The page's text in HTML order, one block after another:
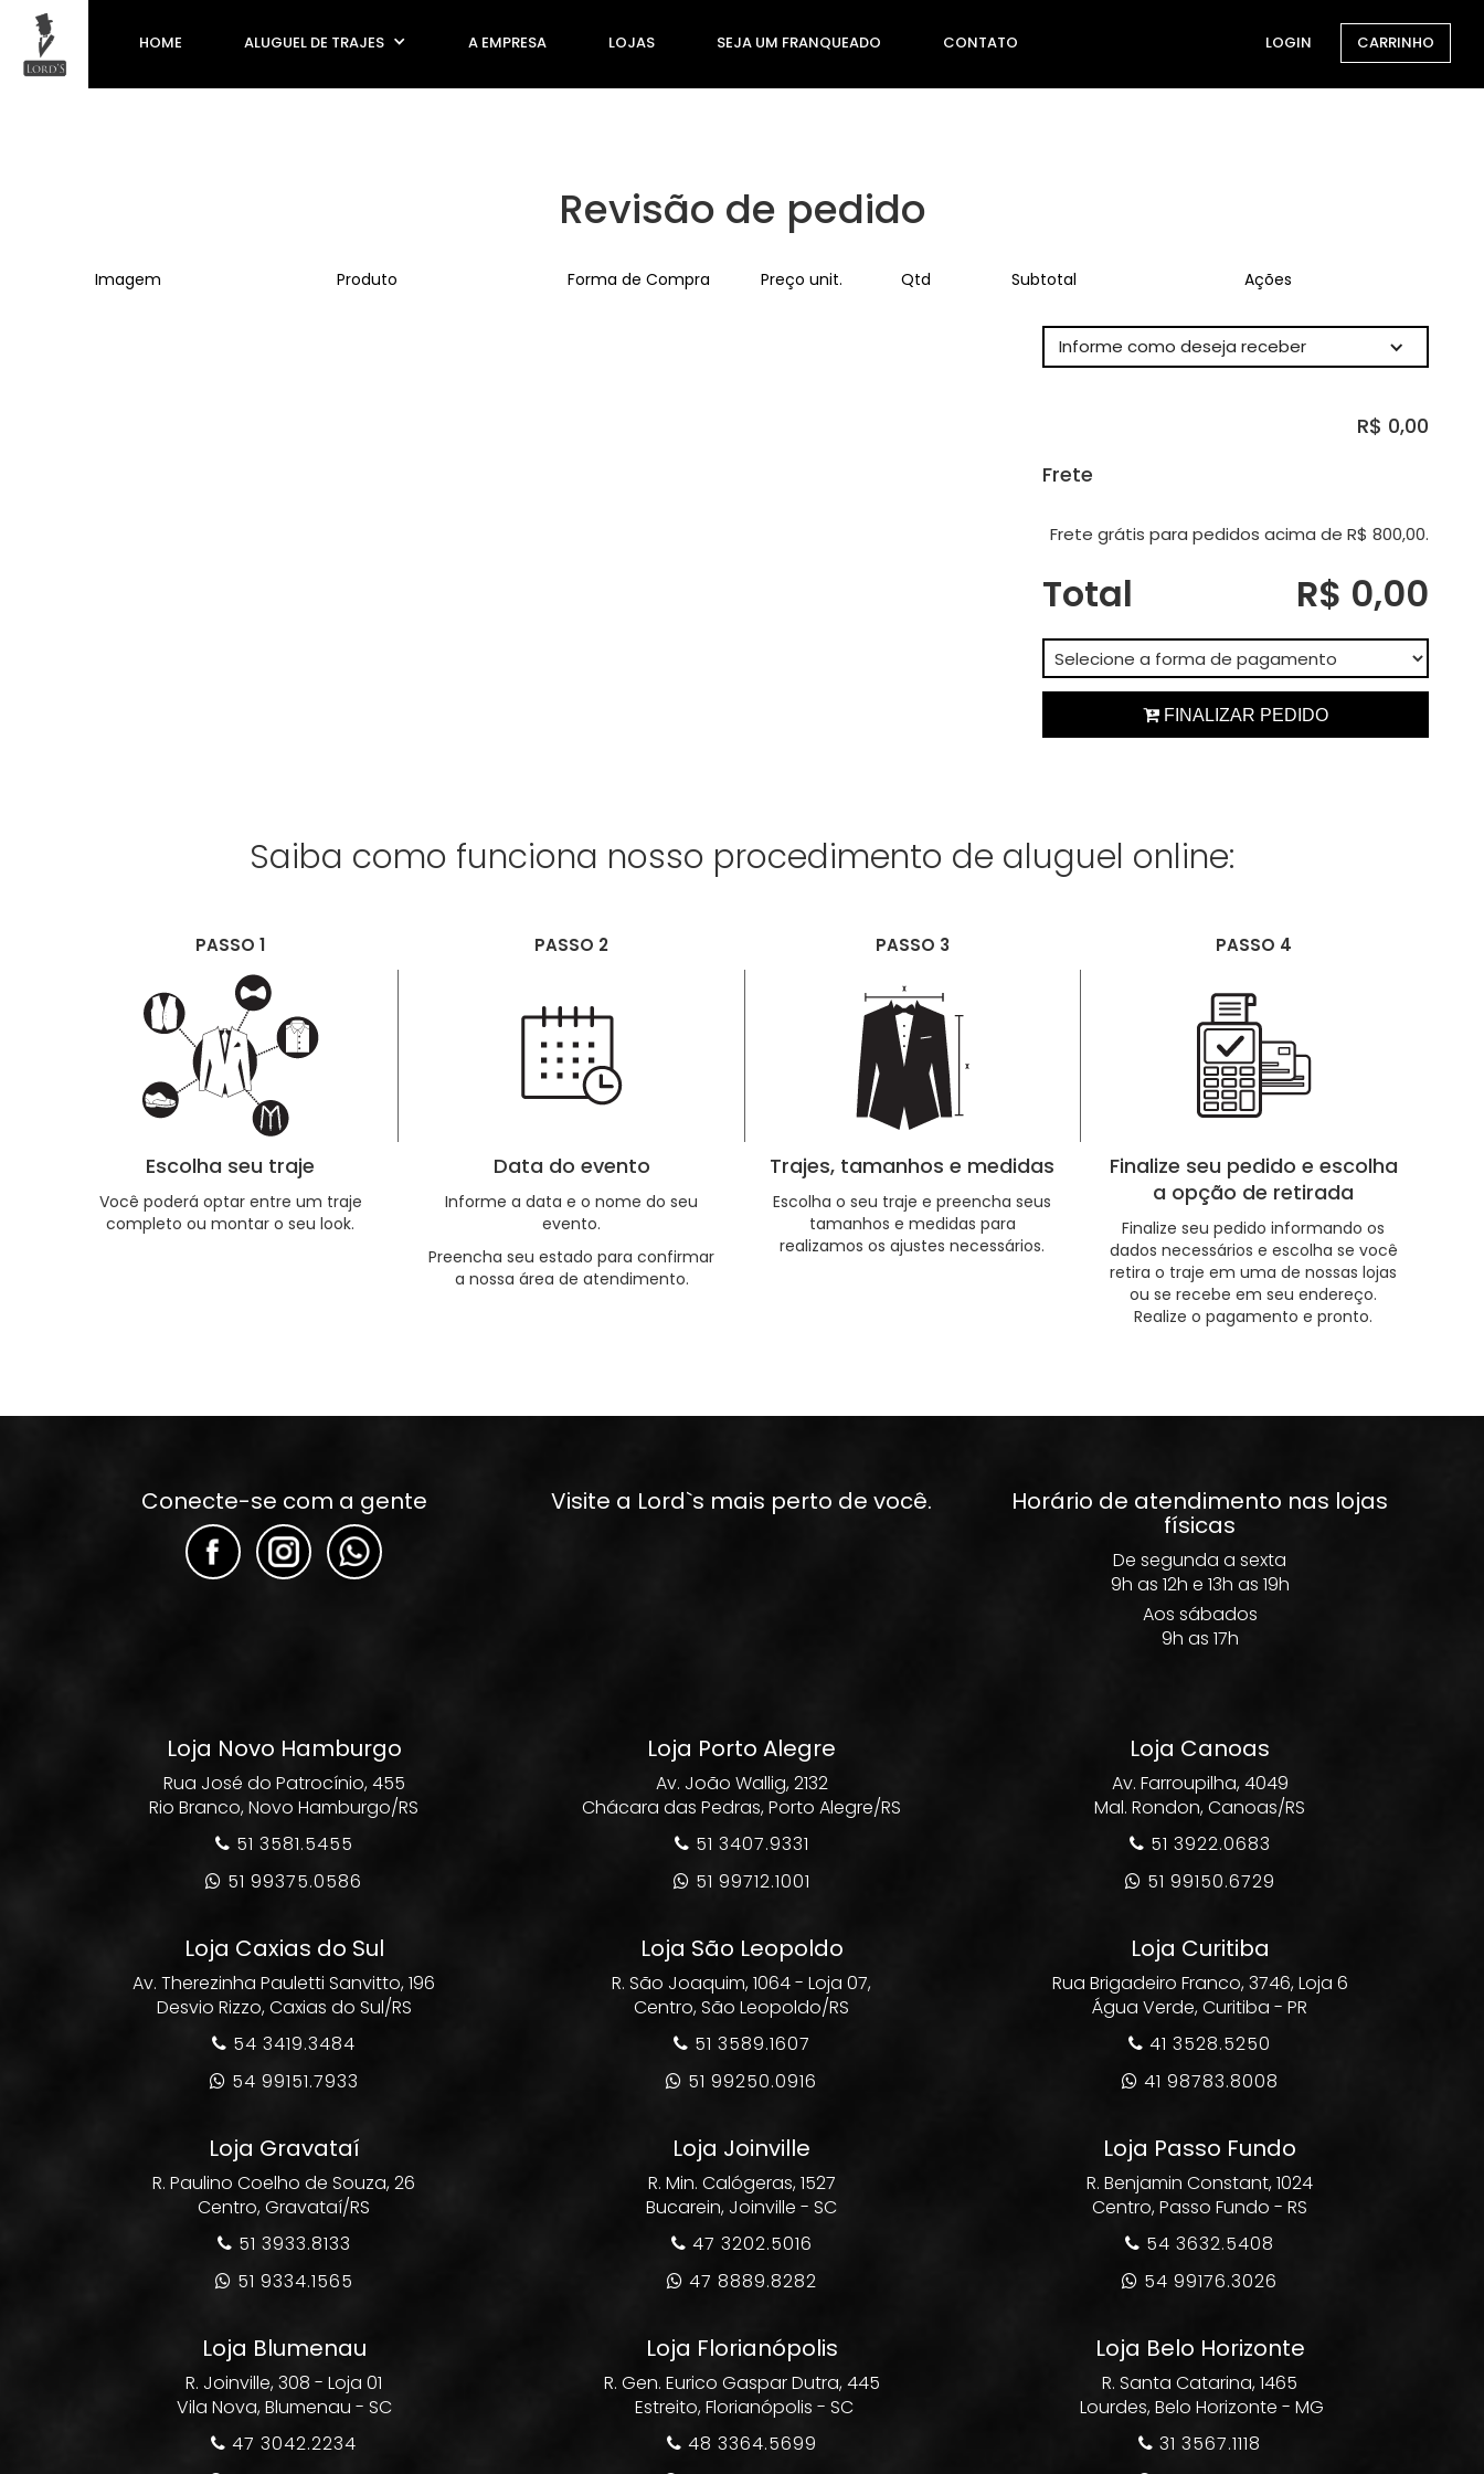
HOME ALUGUEL DE TRAJES A EMPRESA LOJAS SEJA UM FRANQUEADO CONTATO LOGIN CARRINHO
Revisão de pedido
Imagem Produto Forma de Compra Preço unit. Qtd Subtotal Ações
Informe como deseja receber
R$ 0,00
Frete
Frete grátis para pedidos acima de R$ 800,00.
R$ 0,00
Total
 FINALIZAR PEDIDO
Saiba como funciona nosso procedimento de aluguel online:
PASSO 1
Escolha seu traje
Você poderá optar entre um traje
completo ou montar o seu look.
PASSO 2
Data do evento
Informe a data e o nome do seu
evento.
Preencha seu estado para confirmar
a nossa área de atendimento.
PASSO 3
Trajes, tamanhos e medidas
Escolha o seu traje e preencha seus
tamanhos e medidas para
realizamos os ajustes necessários.
PASSO 4
Finalize seu pedido e escolha
a opção de retirada
Finalize seu pedido informando os
dados necessários e escolha se você
retira o traje em uma de nossas lojas
ou se recebe em seu endereço.
Realize o pagamento e pronto.
Conecte-se com a gente
F F F
Visite a Lord`s mais perto de você. Horário de atendimento nas lojas
físicas
De segunda a sexta
9h as 12h e 13h as 19h
Aos sábados
9h as 17h
Loja Novo Hamburgo
Rua José do Patrocínio, 455
Rio Branco, Novo Hamburgo/RS
 51 3581.5455
 51 99375.0586
Loja Porto Alegre
Av. João Wallig, 2132
Chácara das Pedras, Porto Alegre/RS
 51 3407.9331
 51 99712.1001
Loja Canoas
Av. Farroupilha, 4049
Mal. Rondon, Canoas/RS
 51 3922.0683
 51 99150.6729
Loja Caxias do Sul
Av. Therezinha Pauletti Sanvitto, 196
Desvio Rizzo, Caxias do Sul/RS
 54 3419.3484
 54 99151.7933
Loja São Leopoldo
R. São Joaquim, 1064 - Loja 07,
Centro, São Leopoldo/RS
 51 3589.1607
 51 99250.0916
Loja Curitiba
Rua Brigadeiro Franco, 3746, Loja 6
Água Verde, Curitiba - PR
 41 3528.5250
 41 98783.8008
Loja Gravataí
R. Paulino Coelho de Souza, 26
Centro, Gravataí/RS
 51 3933.8133
 51 9334.1565
Loja Joinville
R. Min. Calógeras, 1527
Bucarein, Joinville - SC
 47 3202.5016
 47 8889.8282
Loja Passo Fundo
R. Benjamin Constant, 1024
Centro, Passo Fundo - RS
 54 3632.5408
 54 99176.3026
Loja Blumenau
R. Joinville, 308 - Loja 01
Vila Nova, Blumenau - SC
 47 3042.2234
Loja Florianópolis
R. Gen. Eurico Gaspar Dutra, 445
Estreito, Florianópolis - SC
 48 3364.5699
Loja Belo Horizonte
R. Santa Catarina, 1465
Lourdes, Belo Horizonte - MG
 31 3567.1118